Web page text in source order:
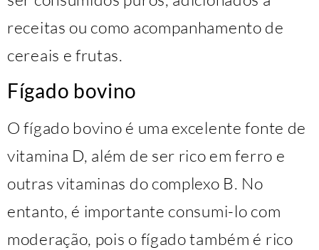
receitas ou como acompanhamento de
cereais e frutas.
Fígado bovino
O fígado bovino é uma excelente fonte de
vitamina D, além de ser rico em ferro e
outras vitaminas do complexo B. No
entanto, é importante consumi-lo com
moderação, pois o fígado também é rico